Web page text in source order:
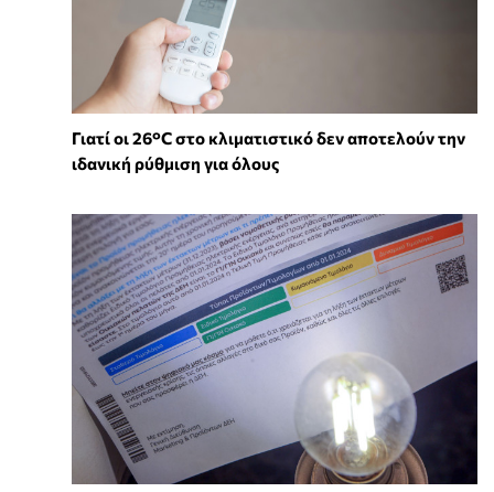
Γιατί οι 26°C στο κλιματιστικό δεν αποτελούν την
ιδανική ρύθμιση για όλους